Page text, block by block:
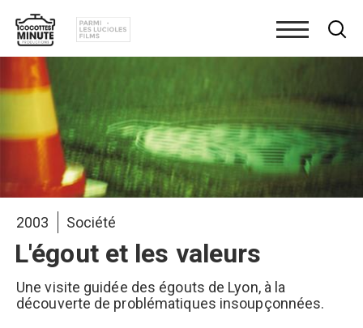
contenu
principal
2003 Société
L'égout et les valeurs
Une visite guidée des égouts de Lyon, à la
découverte de problématiques insoupçonnées.